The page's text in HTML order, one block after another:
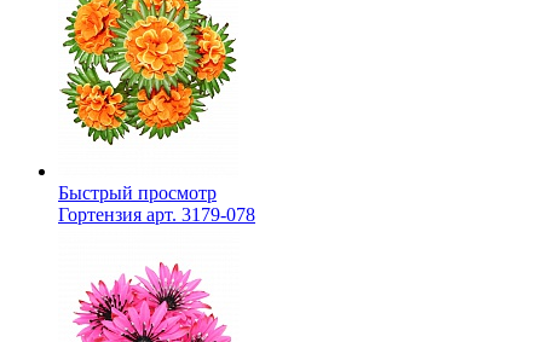
Быстрый просмотр
Гортензия арт. 3179-078